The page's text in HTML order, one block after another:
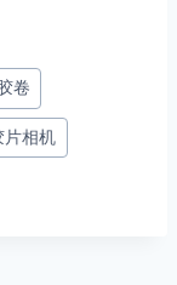
卷
片相机